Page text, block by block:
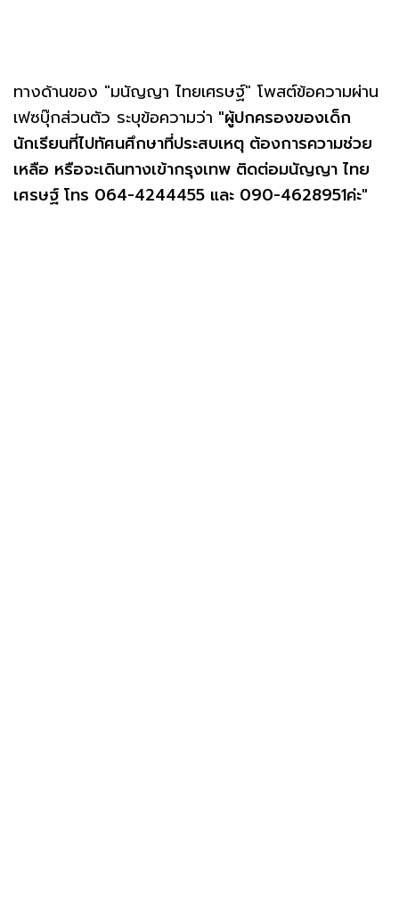
ทางด้านของ "มนัญญา ไทยเศรษฐ์" โพสต์ข้อความผ่าน
เฟซบุ๊กส่วนตัว ระบุข้อความว่า "ผู้ปกครองของเด็ก
นักเรียนที่ไปทัศนศึกษาที่ประสบเหตุ ต้องการความช่วย
เหลือ หรือจะเดินทางเข้ากรุงเทพ ติดต่อมนัญญา ไทย
เศรษฐ์ โทร 064-4244455 และ 090-4628951ค่ะ"